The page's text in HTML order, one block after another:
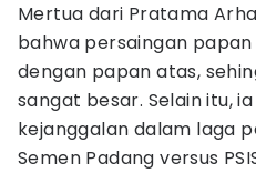
Mertua dari Pratama
bahwa persaingan
dengan papan atas,
sangat besar. Selain itu,
kejanggalan dalam laga
Semen Padang versus